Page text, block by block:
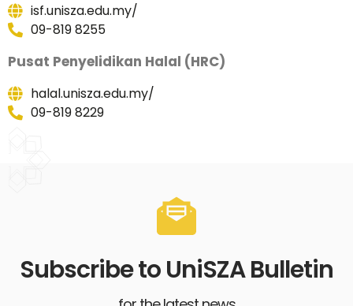
isf.unisza.edu.my/
09-819 8255
Pusat Penyelidikan Halal (HRC)
halal.unisza.edu.my/
09-819 8229
Subscribe to UniSZA Bulletin